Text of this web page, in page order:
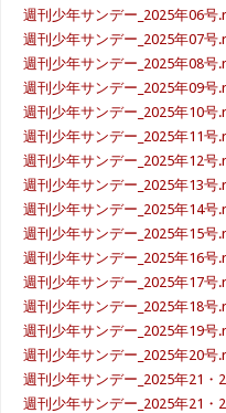
週刊少年サンデー_2025年06号
週刊少年サンデー_2025年07号
週刊少年サンデー_2025年08号
週刊少年サンデー_2025年09号
週刊少年サンデー_2025年10号
週刊少年サンデー_2025年11号
週刊少年サンデー_2025年12号
週刊少年サンデー_2025年13号
週刊少年サンデー_2025年14号
週刊少年サンデー_2025年15号
週刊少年サンデー_2025年16号
週刊少年サンデー_2025年17号
週刊少年サンデー_2025年18号
週刊少年サンデー_2025年19号
週刊少年サンデー_2025年20号
週刊少年サンデー_2025年21・
週刊少年サンデー_2025年21・